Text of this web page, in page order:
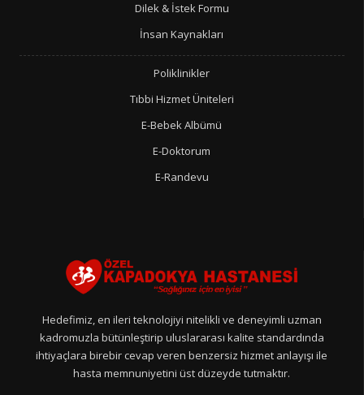
Dilek & İstek Formu
İnsan Kaynakları
Poliklinikler
Tıbbi Hizmet Üniteleri
E-Bebek Albümü
E-Doktorum
E-Randevu
Hedefimiz, en ileri teknolojiyi nitelikli ve deneyimli uzman
kadromuzla bütünleştirip uluslararası kalite standardında
ihtiyaçlara birebir cevap veren benzersiz hizmet anlayışı ile
hasta memnuniyetini üst düzeyde tutmaktır.